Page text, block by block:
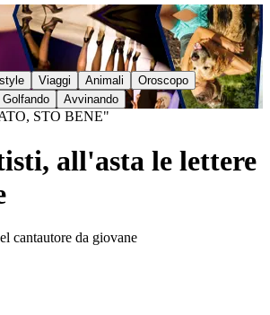
Viaggi Animali
Oroscopo
Golfando Avvinando
STO BENE"
all'asta le lettere
cantautore da giovane